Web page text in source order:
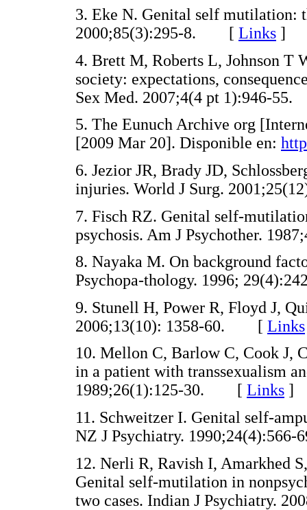
3. Eke N. Genital self mutilation:
2000;85(3):295-8. [ Links ]
4. Brett M, Roberts L, Johnson T
society: expectations,
Sex Med. 2007;4(4 pt 1):946-
5. The Eunuch Archive org
[2009 Mar 20]. Disponible en:
6. Jezior JR, Brady JD,
injuries. World J Surg.
7. Fisch RZ. Genital self-
psychosis. Am J Psychother.
8. Nayaka M. On background
Psychopa-thology. 1996;
9. Stunell H, Power R, Floyd J,
2006;13(10): 1358-60. [ Links
10. Mellon C, Barlow C, Cook J,
in a patient with transsexualism
1989;26(1):125-30. [ Links ]
11. Schweitzer I. Genital self-
NZ J Psychiatry.
12. Nerli R, Ravish I, Amarkhed
Genital self-mutilation in
two cases. Indian J Psychiatry.